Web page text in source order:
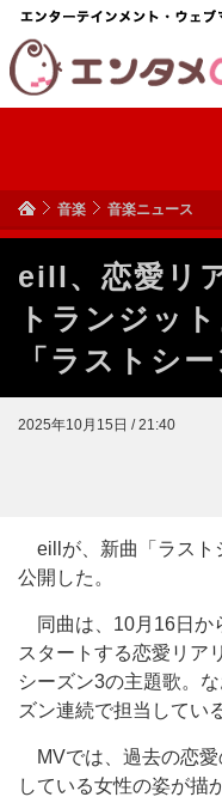
音楽 音楽ニュース
eill、恋愛リ
トランジッ
「ラストシ
2025年10月15日 / 21:40
eillが、新曲「ラスト
公開した。
同曲は、10月16日か
スタートする恋愛リア
シーズン3の主題歌。
ズン連続で担当してい
MVでは、過去の恋愛
している女性の姿が描